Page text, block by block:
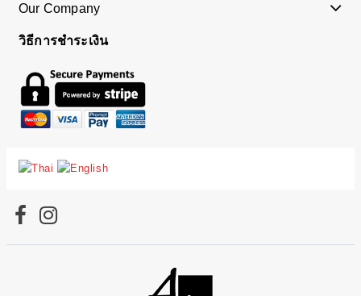
Our Company
วิธีการชำระเงิน